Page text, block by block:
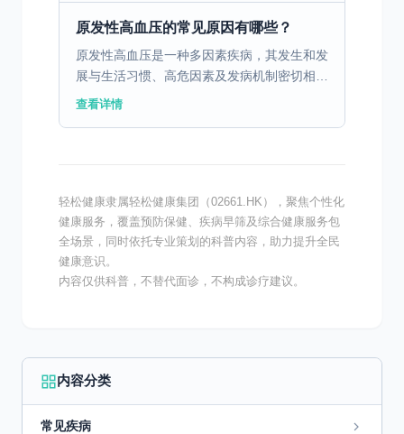
原发性高血压的常见原因有哪些？
原发性高血压是一种多因素疾病，其发生和发
展与生活习惯、高危因素及发病机制密切相
关。吸烟是其中一个重要因素，吸烟会损害血
查看详情
轻松健康隶属轻松健康集团（02661.HK），聚焦个性化
健康服务，覆盖预防保健、疾病早筛及综合健康服务包
全场景，同时依托专业策划的科普内容，助力提升全民
健康意识。
内容仅供科普，不替代面诊，不构成诊疗建议。
内容分类
常见疾病